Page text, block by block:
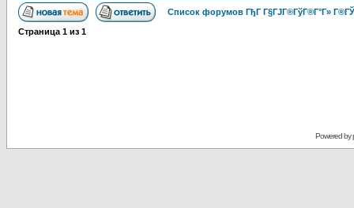
Список форумов ГђГ Г§ГЈГ®ГўГ®Г°Г»
Страница 1 из 1
Powered by